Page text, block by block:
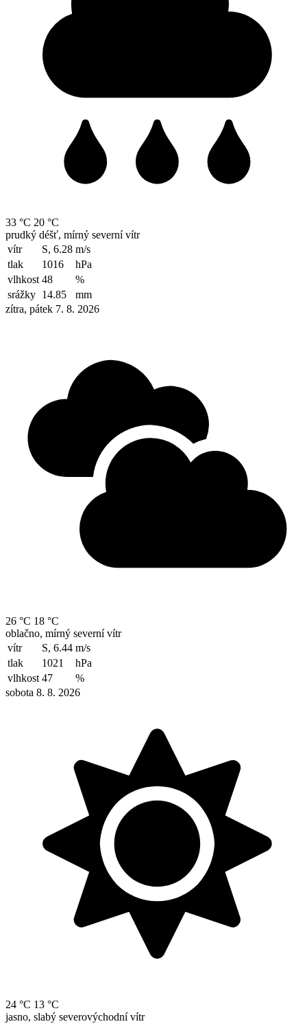
33 °C 20 °C
prudký déšť, mírný severní vítr
vítr
S, 6.28 m/s
tlak
1016
hPa
vlhkost 48
%
srážky 14.85
mm
zítra, pátek 7. 8. 2026
26 °C 18 °C
oblačno, mírný severní vítr
vítr
S, 6.44 m/s
tlak
1021
hPa
vlhkost 47
%
sobota 8. 8. 2026
24 °C 13 °C
jasno, slabý severovýchodní vítr